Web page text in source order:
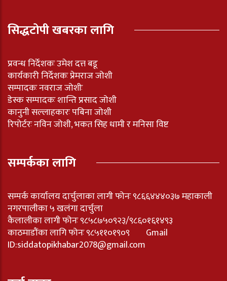
सिद्धटोपी खबरका लागि
प्रवन्ध निर्देशकः उमेश दत्त बडू
कार्यकारी निर्देशकः प्रेमराज जोशी
सम्पादकः नवराज जोशीः
डेस्क सम्पादकः शान्ति प्रसाद जोशी
कानुनी सल्लाहकारः पबिना जोशी
रिपोर्टरः नविन जोशी, भकत सिह धामी र मनिसा विष्ट
सम्पर्कका लागि
सम्पर्क कार्यालय दार्चुलाका लागी फोनः ९८६६४४४०३७ महाकाली
नगरपालीका ५ खलंगा दार्चुला
कैलालीका लागी फोनः ९८५८७५०९२३/९८६०१६१४९३
काठमाडौंका लागि फोनः ९८५११०१९०९ Gmail
ID:siddatopikhabar2078@gmail.com